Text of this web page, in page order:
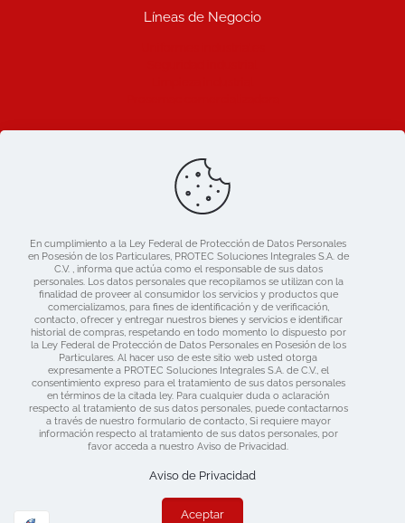
Líneas de Negocio
Ligas de Interes
Blog
Nosotros
Mercado libre
Contacto
Derechos Reservados 2019 Protec | Consulta nuestras
En cumplimiento a la Ley Federal de Protección de Datos Personales
en Posesión de los Particulares, PROTEC Soluciones Integrales S.A. de
C.V. , informa que actúa como el responsable de sus datos
personales. Los datos personales que recopilamos se utilizan con la
finalidad de proveer al consumidor los servicios y productos que
comercializamos, para fines de identificación y de verificación,
contacto, ofrecer y entregar nuestros bienes y servicios e identificar
historial de compras, respetando en todo momento lo dispuesto por
la Ley Federal de Protección de Datos Personales en Posesión de los
Particulares. Al hacer uso de este sitio web usted otorga
expresamente a PROTEC Soluciones Integrales S.A. de C.V., el
consentimiento expreso para el tratamiento de sus datos personales
en términos de la citada ley. Para cualquier duda o aclaración
respecto al tratamiento de sus datos personales, puede contactarnos
a través de nuestro formulario de contacto, Si requiere mayor
información respecto al tratamiento de sus datos personales, por
favor acceda a nuestro Aviso de Privacidad.
Aviso de Privacidad
Aceptar